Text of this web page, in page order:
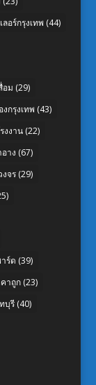
ลอร์กรุงเทพ (44)
อม (29)
กรุงเทพ (43)
งงาน(22)
าง (67)
จร(29)
ร์ด (39)
าถูก(23)
บุรี(40)